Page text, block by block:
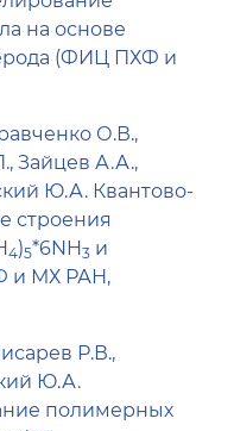
на основе
(ФИЦ ПХФ и
О.В.,
Зайцев А.А.,
Ю.А. Квантово-
строения
4)5*6NH3 и
и МХ РАН,
Р.В.,
Ю.А.
полимерных